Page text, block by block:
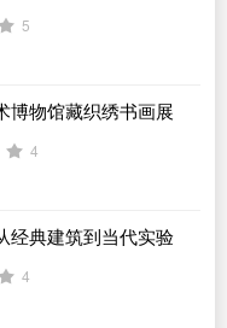
5
博物馆藏织绣书画展
4
经典建筑到当代实验
4